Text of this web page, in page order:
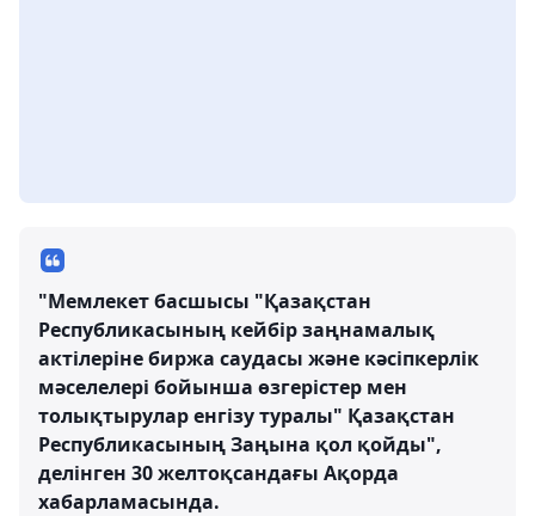
"Мемлекет басшысы "Қазақстан
Республикасының кейбір заңнамалық
актілеріне биржа саудасы және кәсіпкерлік
мәселелері бойынша өзгерістер мен
толықтырулар енгізу туралы" Қазақстан
Республикасының Заңына қол қойды",
делінген 30 желтоқсандағы Ақорда
хабарламасында.